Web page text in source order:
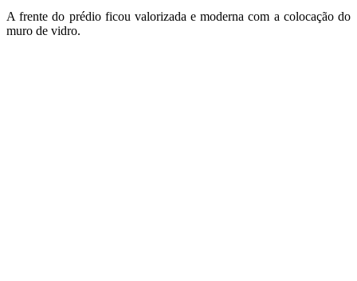
A frente do prédio ficou valorizada e moderna com a colocação do
muro de vidro.